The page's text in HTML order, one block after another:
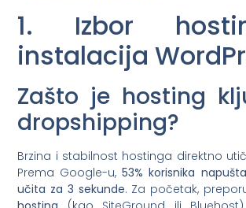
1. Izbor
instalacija
Zašto je hosting
dropshipping?
Brzina i stabilnost hostinga direktno
Prema Google-u,53% korisnika
učita za 3 sekunde. Za početak,